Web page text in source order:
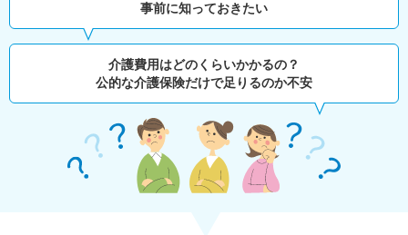
事前に知っておきたい
介護費用はどのくらいかかるの？
公的な介護保険だけで足りるのか不安